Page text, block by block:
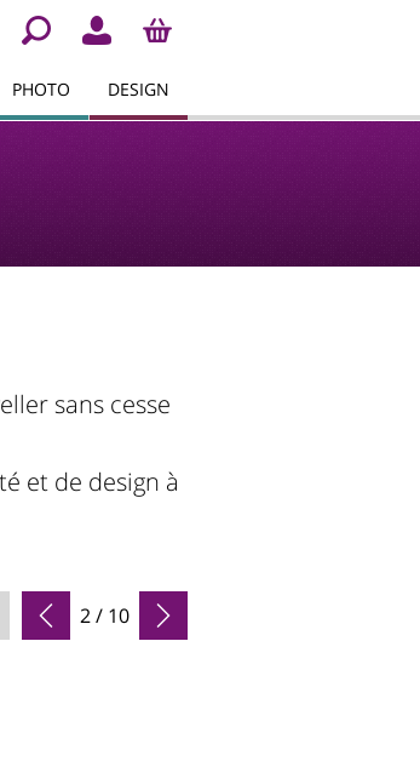
PHOTO DESIGN
sans cesse
et de design à
2 / 10